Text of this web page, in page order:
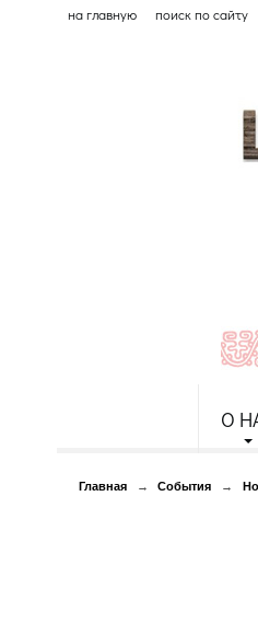
на главную поиск по сайту
О
Главная → События →